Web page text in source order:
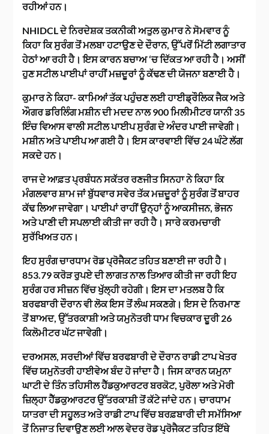
ਰਹੀਆਂ ਹਨ।
NHIDCL ਦੇ ਨਿਰਦੇਸ਼ਕ ਤਕਨੀਕੀ ਅਤੁਲ ਕੁਮਾਰ ਨੇ ਸੋਮਵਾਰ ਨੂੰ
ਕਿਹਾ ਕਿ ਸੁਰੰਗ ਤੋਂ ਮਲਬਾ ਹਟਾਉਣ ਦੇ ਦੌਰਾਨ, ਉੱਪਰੋਂ ਮਿੱਟੀ ਲਗਾਤਾਰ
ਹੇਠਾਂ ਆ ਰਹੀ ਹੈ। ਇਸ ਕਾਰਨ ਬਚਾਅ ‘ਚ ਦਿੱਕਤ ਆ ਰਹੀ ਹੈ। ਅਸੀਂ
ਹੁਣ ਸਟੀਲ ਪਾਈਪਾਂ ਰਾਹੀਂ ਮਜ਼ਦੂਰਾਂ ਨੂੰ ਕੱਢਣ ਦੀ ਯੋਜਨਾ ਬਣਾਈ ਹੈ।
ਕੁਮਾਰ ਨੇ ਕਿਹਾ- ਕਾਮਿਆਂ ਤੱਕ ਪਹੁੰਚਣ ਲਈ ਹਾਈਡ੍ਰੌਲਿਕ ਜੈਕ ਅਤੇ
ਔਗਰ ਡਰਿਲਿੰਗ ਮਸ਼ੀਨ ਦੀ ਮਦਦ ਨਾਲ 900 ਮਿਲੀਮੀਟਰ ਯਾਨੀ 35
ਇੰਚ ਵਿਆਸ ਵਾਲੀ ਸਟੀਲ ਪਾਈਪ ਸੁਰੰਗ ਦੇ ਅੰਦਰ ਪਾਈ ਜਾਵੇਗੀ।
ਮਸ਼ੀਨ ਅਤੇ ਪਾਈਪ ਆ ਗਈ ਹੈ। ਇਸ ਕਾਰਵਾਈ ਵਿੱਚ 24 ਘੰਟੇ ਲੱਗ
ਸਕਦੇ ਹਨ।
ਰਾਜ ਦੇ ਆਫ਼ਤ ਪ੍ਰਬੰਧਨ ਸਕੱਤਰ ਰਣਜੀਤ ਸਿਨਹਾ ਨੇ ਕਿਹਾ ਕਿ
ਮੰਗਲਵਾਰ ਸ਼ਾਮ ਜਾਂ ਬੁੱਧਵਾਰ ਸਵੇਰ ਤੱਕ ਮਜ਼ਦੂਰਾਂ ਨੂੰ ਸੁਰੰਗ ਤੋਂ ਬਾਹਰ
ਕੱਢ ਲਿਆ ਜਾਵੇਗਾ। ਪਾਈਪਾਂ ਰਾਹੀਂ ਉਨ੍ਹਾਂ ਨੂੰ ਆਕਸੀਜਨ, ਭੋਜਨ
ਅਤੇ ਪਾਣੀ ਦੀ ਸਪਲਾਈ ਕੀਤੀ ਜਾ ਰਹੀ ਹੈ। ਸਾਰੇ ਕਰਮਚਾਰੀ
ਸੁਰੱਖਿਅਤ ਹਨ।
ਇਹ ਸੁਰੰਗ ਚਾਰਧਾਮ ਰੋਡ ਪ੍ਰੋਜੈਕਟ ਤਹਿਤ ਬਣਾਈ ਜਾ ਰਹੀ ਹੈ।
853.79 ਕਰੋੜ ਰੁਪਏ ਦੀ ਲਾਗਤ ਨਾਲ ਤਿਆਰ ਕੀਤੀ ਜਾ ਰਹੀ ਇਹ
ਸੁਰੰਗ ਹਰ ਸੀਜ਼ਨ ਵਿੱਚ ਖੁੱਲ੍ਹੀ ਰਹੇਗੀ। ਇਸ ਦਾ ਮਤਲਬ ਹੈ ਕਿ
ਬਰਫਬਾਰੀ ਦੌਰਾਨ ਵੀ ਲੋਕ ਇਸ ਤੋਂ ਲੰਘ ਸਕਣਗੇ। ਇਸ ਦੇ ਨਿਰਮਾਣ
ਤੋਂ ਬਾਅਦ, ਉੱਤਰਕਾਸ਼ੀ ਅਤੇ ਯਮੁਨੋਤਰੀ ਧਾਮ ਵਿਚਕਾਰ ਦੂਰੀ 26
ਕਿਲੋਮੀਟਰ ਘੱਟ ਜਾਵੇਗੀ।
ਦਰਅਸਲ, ਸਰਦੀਆਂ ਵਿੱਚ ਬਰਫਬਾਰੀ ਦੇ ਦੌਰਾਨ ਰਾਡੀ ਟਾਪ ਖੇਤਰ
ਵਿੱਚ ਯਮੁਨੋਤਰੀ ਹਾਈਵੇਅ ਬੰਦ ਹੋ ਜਾਂਦਾ ਹੈ। ਜਿਸ ਕਾਰਨ ਯਮੁਨਾ
ਘਾਟੀ ਦੇ ਤਿੰਨ ਤਹਿਸੀਲ ਹੈੱਡਕੁਆਰਟਰ ਬਰਕੋਟ, ਪੁਰੋਲਾ ਅਤੇ ਮੋਰੀ
ਜ਼ਿਲ੍ਹਾ ਹੈੱਡਕੁਆਰਟਰ ਉੱਤਰਕਾਸ਼ੀ ਤੋਂ ਕੱਟੇ ਜਾਂਦੇ ਹਨ। ਚਾਰਧਾਮ
ਯਾਤਰਾ ਦੀ ਸਹੂਲਤ ਅਤੇ ਰਾਡੀ ਟਾਪ ਵਿੱਚ ਬਰਫ਼ਬਾਰੀ ਦੀ ਸਮੱਸਿਆ
ਤੋਂ ਨਿਜਾਤ ਦਿਵਾਉਣ ਲਈ ਆਲ ਵੇਦਰ ਰੋਡ ਪ੍ਰੋਜੈਕਟ ਤਹਿਤ ਇੱਥੇ